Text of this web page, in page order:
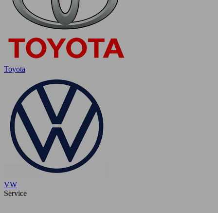
Toyota
VW
Service